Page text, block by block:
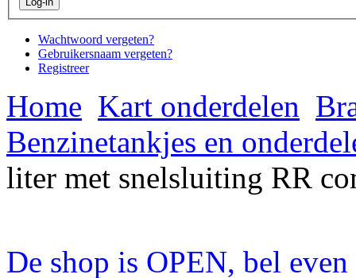
Wachtwoord vergeten?
Gebruikersnaam vergeten?
Registreer
Home Kart onderdelen
Benzinetankjes en
liter met snelsluiting RR
De shop is OPEN, bel